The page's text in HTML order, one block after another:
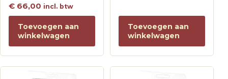
€ 66,00 incl. btw
Toevoegen aan
winkelwagen
Toevoegen aan
winkelwagen